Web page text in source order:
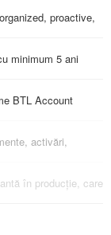
proactive,
minimum 5 ani
BTL Account
activări,
în producție, care